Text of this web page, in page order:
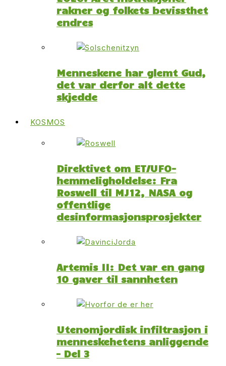
rakner og folkets bevissthet
endres
Menneskene har glemt Gud,
det var derfor alt dette
skjedde
KOSMOS
Direktivet om ET/UFO-
hemmeligholdelse: Fra
Roswell til MJ12, NASA og
offentlige
desinformasjonsprosjekter
Artemis II: Det var en gang
10 gaver til sannheten
Utenomjordisk infiltrasjon i
menneskehetens anliggende
– Del 3